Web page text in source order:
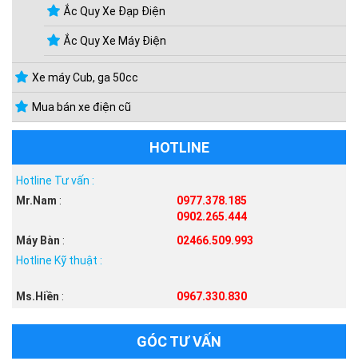
Ắc Quy Xe Đạp Điện
Ắc Quy Xe Máy Điện
Xe máy Cub, ga 50cc
Mua bán xe điện cũ
HOTLINE
Hotline Tư vấn :
Mr.Nam :
0977.378.185
0902.265.444
Máy Bàn :
02466.509.993
Hotline Kỹ thuật :
Ms.Hiền : 0967.330.830
GÓC TƯ VẤN